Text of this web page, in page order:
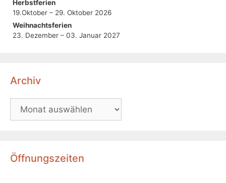
Herbstferien
19.Oktober – 29. Oktober 2026
Weihnachtsferien
23. Dezember – 03. Januar 2027
Archiv
Öffnungszeiten